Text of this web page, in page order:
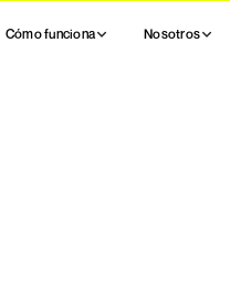
Cómo funciona Nosotros